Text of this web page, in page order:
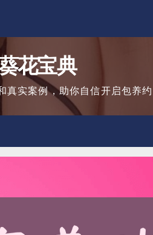
花宝典
真实案例，助你自信开启包养